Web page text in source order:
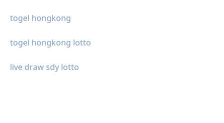
togel hongkong
togel hongkong lotto
live draw sdy lotto